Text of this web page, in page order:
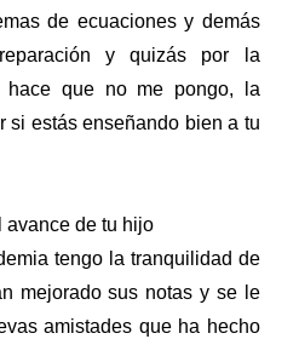
de ecuaciones y demás
y quizás por la
hace que no me pongo, la
si estás enseñando bien a tu
avance de tu hijo
tengo la tranquilidad de
mejorado sus notas y se le
amistades que ha hecho